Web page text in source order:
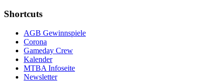
Shortcuts
AGB Gewinnspiele
Corona
Gameday Crew
Kalender
MTBA Infoseite
Newsletter